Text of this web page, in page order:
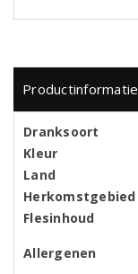
Productinformatie
Dranksoort
Kleur
Land
Herkomstgebied
Flesinhoud
Allergenen